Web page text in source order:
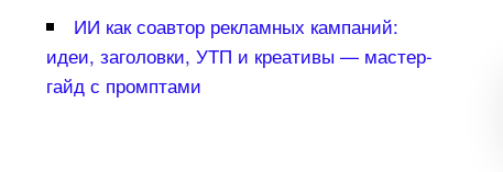
ИИ как соавтор рекламных кампаний:
идеи, заголовки, УТП и креативы — мастер-
айд с промптами